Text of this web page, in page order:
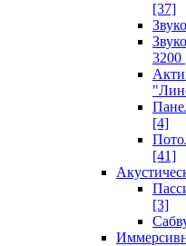
[37]
3200
[4]
[41]
[3]